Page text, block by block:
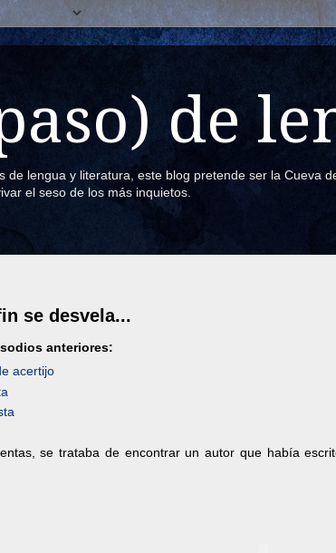
de
de lengua y literatura, este blog pretende ser la Cueva
el seso de los más inquietos.
se desvela...
anteriores:
acertijo
se trataba de encontrar un autor que había